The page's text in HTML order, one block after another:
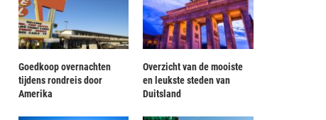
Goedkoop overnachten
tijdens rondreis door
Amerika
Overzicht van de mooiste
en leukste steden van
Duitsland